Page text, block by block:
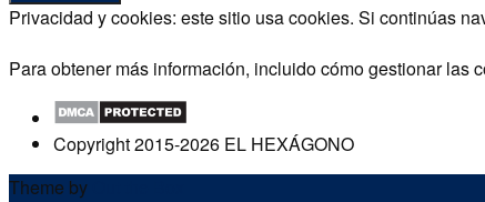
Privacidad y cookies: este sitio usa cookies. Si continúas
Para obtener más información, incluido cómo gestionar las
Copyright 2015-2026 EL HEXÁGONO
Theme by